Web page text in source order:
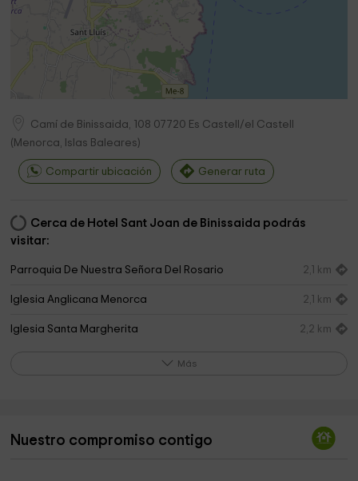
Camí de Binissaida, 108 07720 Es Castell/el Castell
( Menorca, Islas Baleares)
Compartir ubicación Generar ruta
Cerca de Hotel Sant Joan de Binissaida podrás
visitar:
Parroquia De Nuestra Señora Del Rosario 2,1 km
Iglesia Anglicana Menorca 2,1 km
Iglesia Santa Margherita 2,2 km
caminamenorca.com 3,5 km
Más
Nuestro compromiso contigo